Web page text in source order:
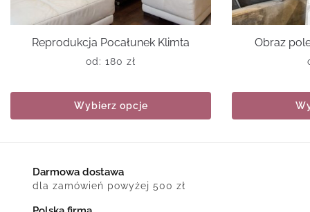
Reprodukcja Pocałunek Klimta
od: 180 zł
Wybierz opcje
Obraz
Darmowa dostawa
dla zamówień powyżej 500 zł